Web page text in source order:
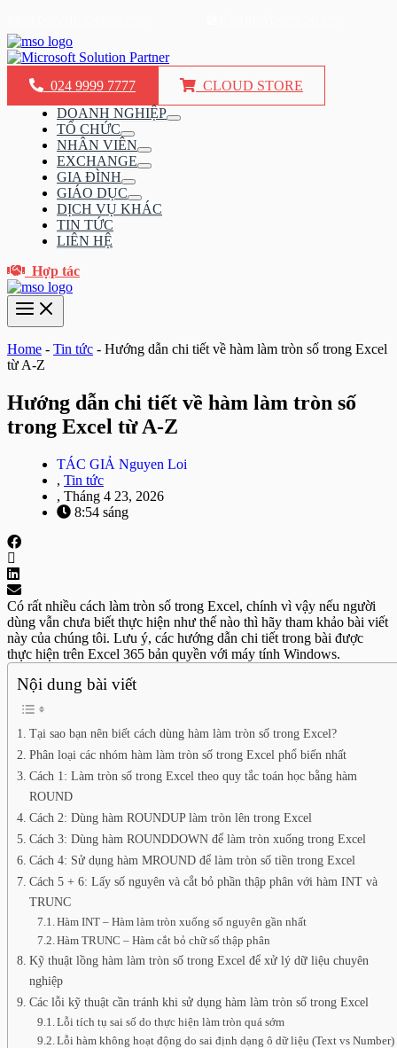
nội
dung
024 9999 7777
CLOUD STORE
DOANH NGHIỆP
Bật/tắt
TỔ CHỨC
Bật/tắt
Menu
NHÂN VIÊN
Bật/tắt
Menu
EXCHANGE
Bật/tắt
GIA ĐÌNH
Bật/tắt
Menu
GIÁO DỤC
Bật/tắt
Menu
DỊCH VỤ KHÁC
TIN TỨC
LIÊN HỆ
Hợp tác
Main
Menu
Home - Tin tức - Hướng dẫn chi tiết về hàm làm tròn số trong Excel
từ A-Z
Hướng dẫn chi tiết về hàm làm tròn số
trong Excel từ A-Z
TÁC GIẢ Nguyen Loi
, Tin tức
, Tháng 4 23, 2026
8:54 sáng
Có rất nhiều cách làm tròn số trong Excel, chính vì vậy nếu người
dùng vẫn chưa biết thực hiện như thế nào thì hãy tham khảo bài viết
này của chúng tôi. Lưu ý, các hướng dẫn chi tiết trong bài được
thực hiện trên Excel 365 bản quyền với máy tính Windows.
Nội dung bài viết
Tại sao bạn nên biết cách dùng hàm làm tròn số trong Excel?
Phân loại các nhóm hàm làm tròn số trong Excel phổ biến nhất
Cách 1: Làm tròn số trong Excel theo quy tắc toán học bằng hàm
ROUND
Cách 2: Dùng hàm ROUNDUP làm tròn lên trong Excel
Cách 3: Dùng hàm ROUNDDOWN để làm tròn xuống trong Excel
Cách 4: Sử dụng hàm MROUND để làm tròn số tiền trong Excel
Cách 5 + 6: Lấy số nguyên và cắt bỏ phần thập phân với hàm INT và
TRUNC
Hàm INT – Hàm làm tròn xuống số nguyên gần nhất
Hàm TRUNC – Hàm cắt bỏ chữ số thập phân
Kỹ thuật lồng hàm làm tròn số trong Excel để xử lý dữ liệu chuyên
nghiệp
Các lỗi kỹ thuật cần tránh khi sử dụng hàm làm tròn số trong Excel
Lỗi tích tụ sai số do thực hiện làm tròn quá sớm
Lỗi hàm không hoạt động do sai định dạng ô dữ liệu (Text vs Number)